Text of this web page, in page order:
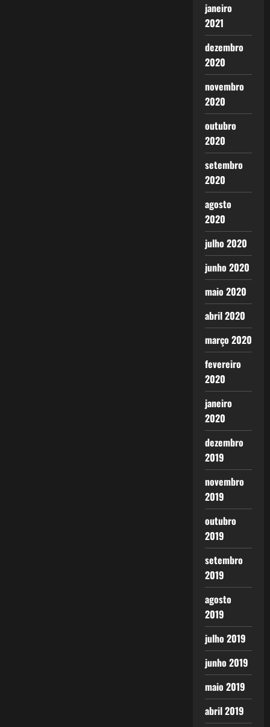
janeiro
2021
dezembro
2020
novembro
2020
outubro
2020
setembro
2020
agosto
2020
julho 2020
junho 2020
maio 2020
abril 2020
março 2020
fevereiro
2020
janeiro
2020
dezembro
2019
novembro
2019
outubro
2019
setembro
2019
agosto
2019
julho 2019
junho 2019
maio 2019
abril 2019